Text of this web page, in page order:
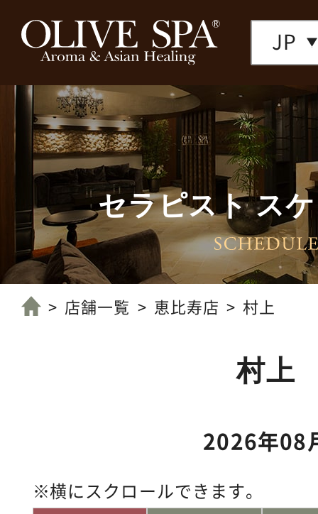
JP
店舗一覧へ
セラピスト ス
店舗一覧 恵比寿店 村上
村上
横にスクロールできます。
2026年08